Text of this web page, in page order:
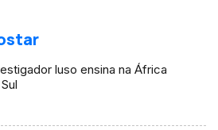
luso ensina na África